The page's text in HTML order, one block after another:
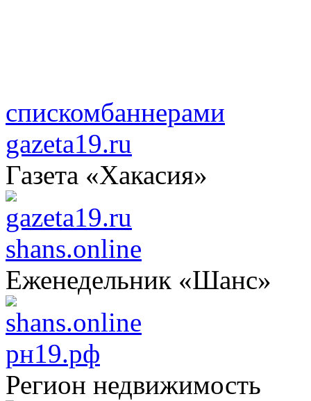
спискомбаннерами
gazeta19.ru
Газета «Хакасия»
shans.online
Еженедельник «Шанс»
рн19.рф
Регион недвижимость